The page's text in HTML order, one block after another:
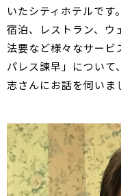
いたシティホテルです。
宿泊、レストラン、ウ
法要など様々なサービ
パレス諫早」について
志さんにお話を伺いま